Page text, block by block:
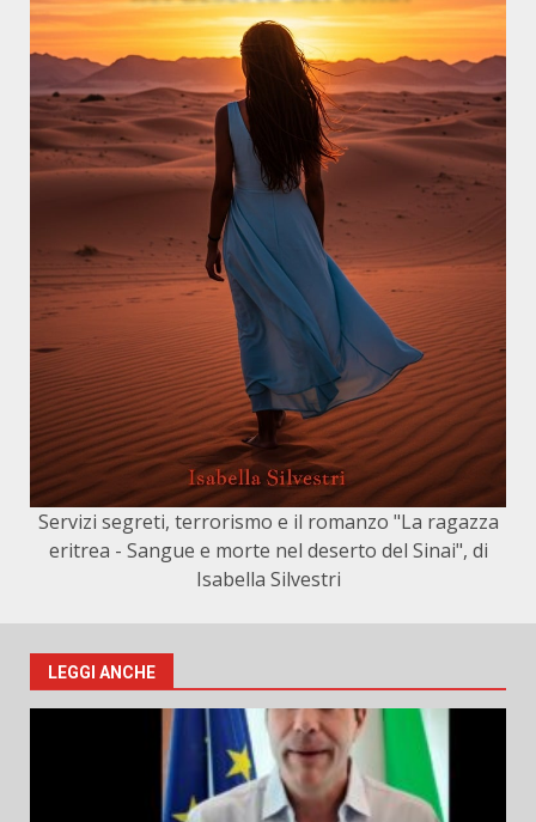
Servizi segreti, terrorismo e il romanzo "La ragazza
eritrea - Sangue e morte nel deserto del Sinai", di
Isabella Silvestri
LEGGI ANCHE